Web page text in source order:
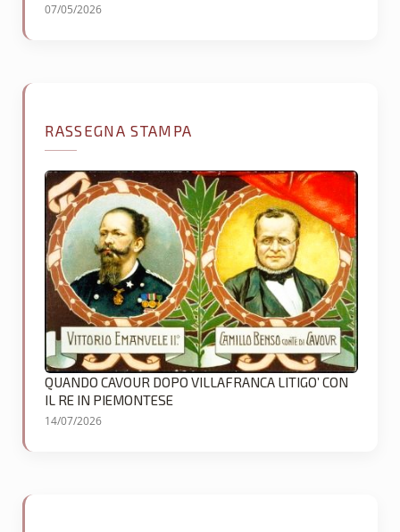
07/05/2026
RASSEGNA STAMPA
QUANDO CAVOUR DOPO VILLAFRANCA LITIGO’ CON
IL RE IN PIEMONTESE
14/07/2026